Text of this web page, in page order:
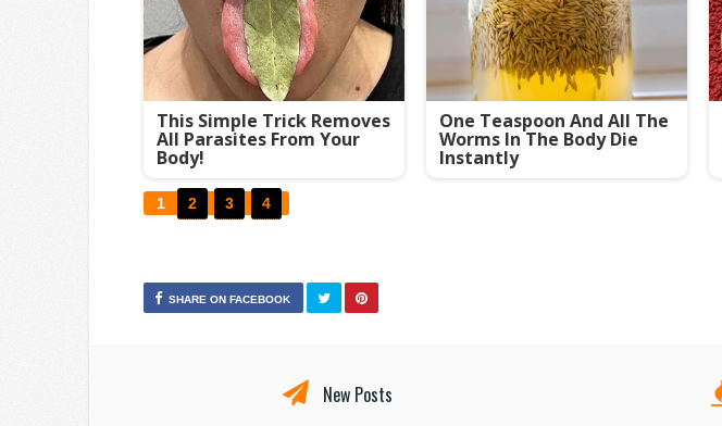
This Simple Trick Removes
All Parasites From Your
Body!
One Teaspoon And All The
Worms In The Body Die
Instantly
1 2 3 4
SHARE ON FACEBOOK
New Posts